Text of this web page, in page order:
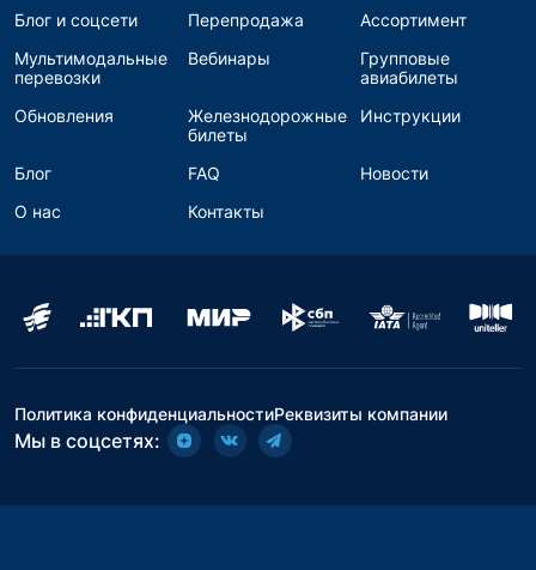
Блог и соцсети
Перепродажа
Ассортимент
Мультимодальные
перевозки
Вебинары
Групповые
авиабилеты
Обновления
Железнодорожные
билеты
Инструкции
Блог FAQ
Новости
О нас
Контакты
Политика конфиденциальностиРеквизиты компании
Мы в соцсетях: